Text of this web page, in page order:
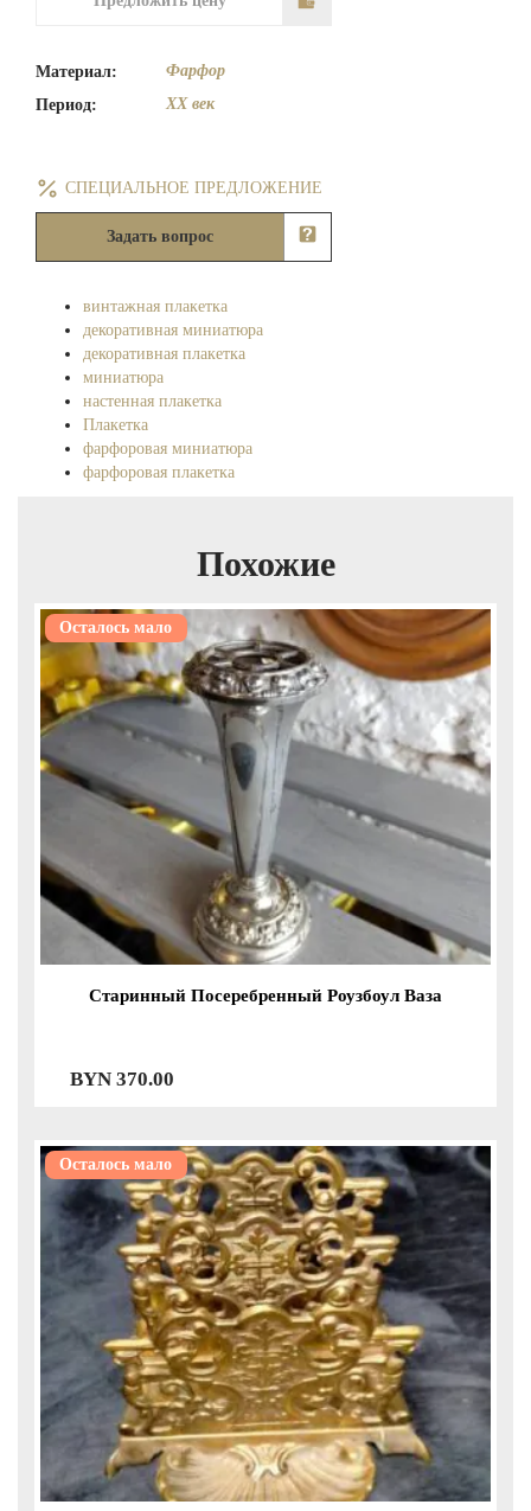
Материал:
Фарфор
Период:
XX век
СПЕЦИАЛЬНОЕ ПРЕДЛОЖЕНИЕ
Задать вопрос
винтажная плакетка
декоративная миниатюра
декоративная плакетка
миниатюра
настенная плакетка
Плакетка
фарфоровая миниатюра
фарфоровая плакетка
Похожие
Осталось мало
Старинный Посеребренный Роузбоул Ваза
BYN370.00
Осталось мало